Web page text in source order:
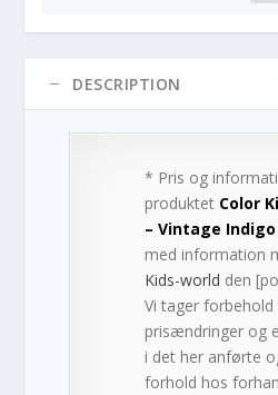
DESCRIPTION
* Pris og
produktet Color
– Vintage Indigo
med information
Kids-world den
Vi tager
prisændringer og
i det her anførte
forhold hos